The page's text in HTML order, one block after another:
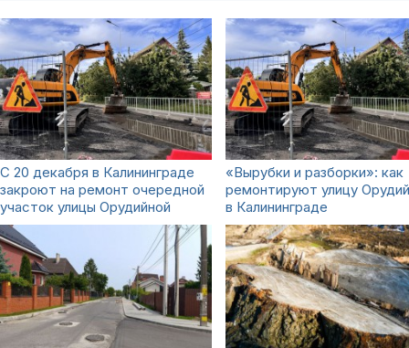
С 20 декабря в Калининграде
закроют на ремонт очередной
участок улицы Орудийной
«Вырубки и разборки»: как
ремонтируют улицу
в Калининграде